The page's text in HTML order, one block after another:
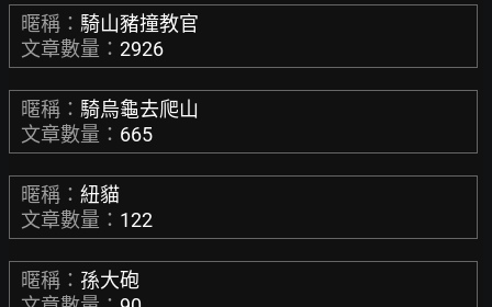
暱稱： 騎山豬撞教官
文章數量： 2926
暱稱： 騎烏龜去爬山
文章數量： 665
暱稱： 紐貓
文章數量： 122
暱稱： 孫大砲